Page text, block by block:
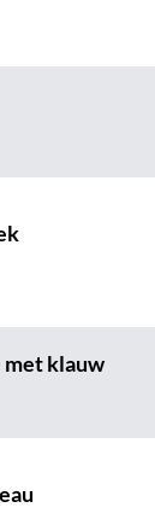
klauw